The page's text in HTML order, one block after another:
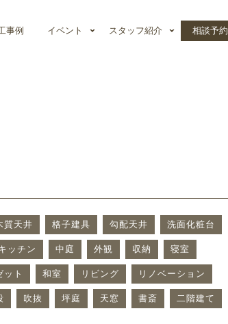
事例 イベント スタッフ紹介 相談予約
質天井 格子建具 勾配天井 洗面化粧台
ッチン 中庭 外観 収納 寝室
ット 和室 リビング リノベーション
吹抜 坪庭 天窓 書斎 二階建て